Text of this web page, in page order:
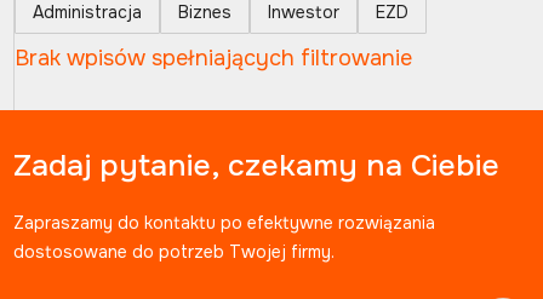
Administracja
Biznes Inwestor EZD
Brak wpisów spełniających filtrowanie
Zadaj pytanie, czekamy na Ciebie
Zapraszamy do kontaktu po efektywne rozwiązania
dostosowane do potrzeb Twojej firmy.